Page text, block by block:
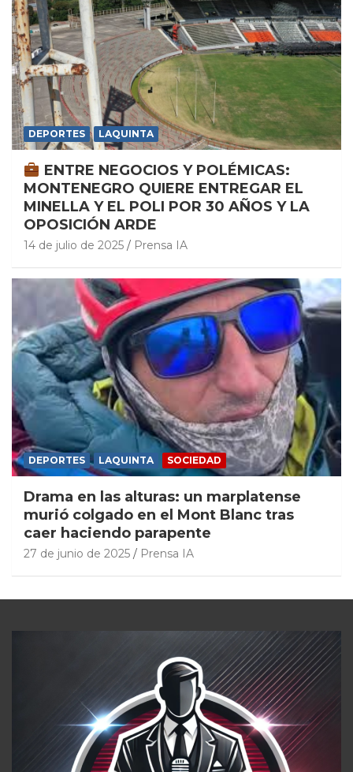
DEPORTES LAQUINTA
ENTRE NEGOCIOS Y POLÉMICAS:
MONTENEGRO QUIERE ENTREGAR EL
MINELLA Y EL POLI POR 30 AÑOS Y LA
OPOSICIÓN ARDE
14 de julio de 2025 Prensa IA
DEPORTES LAQUINTA SOCIEDAD
Drama en las alturas: un marplatense
murió colgado en el Mont Blanc tras
caer haciendo parapente
27 de junio de 2025 Prensa IA